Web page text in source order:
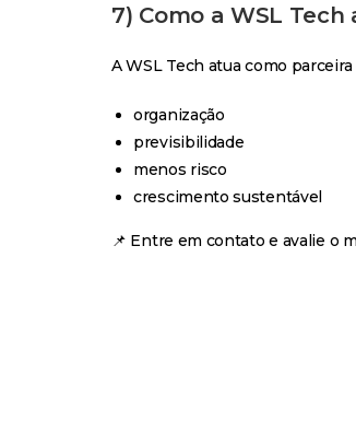
7) Como a WSL Tech
A WSL Tech atua como
organização
previsibilidade
menos risco
crescimento sustentável
📌 Entre em contato e avalie o